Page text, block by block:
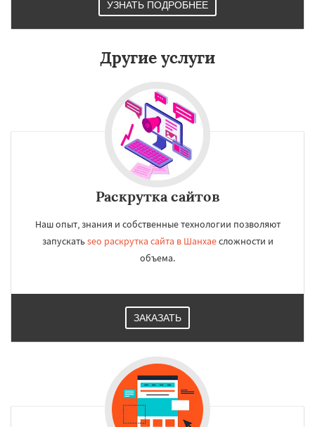
Хошимин
Нанкин
Чанша Ханчжоу
Ахмедабад Хайдарабад Багдад
УЗНАТЬ ПОДРОБНЕЕ
Другие услуги
Раскрутка сайтов
Наш опыт, знания и собственные технологии позволяют
запускатьseo раскрутка сайта в Шанхаесложности и
объема.
ЗАКАЗАТЬ